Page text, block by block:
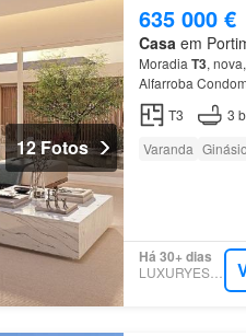
12 Fotos
635 000 €
Casa em
Moradia T3,
Alfarroba
T3
3
Varanda Ginásio
Há 30+ dias
LUXURYESTATE